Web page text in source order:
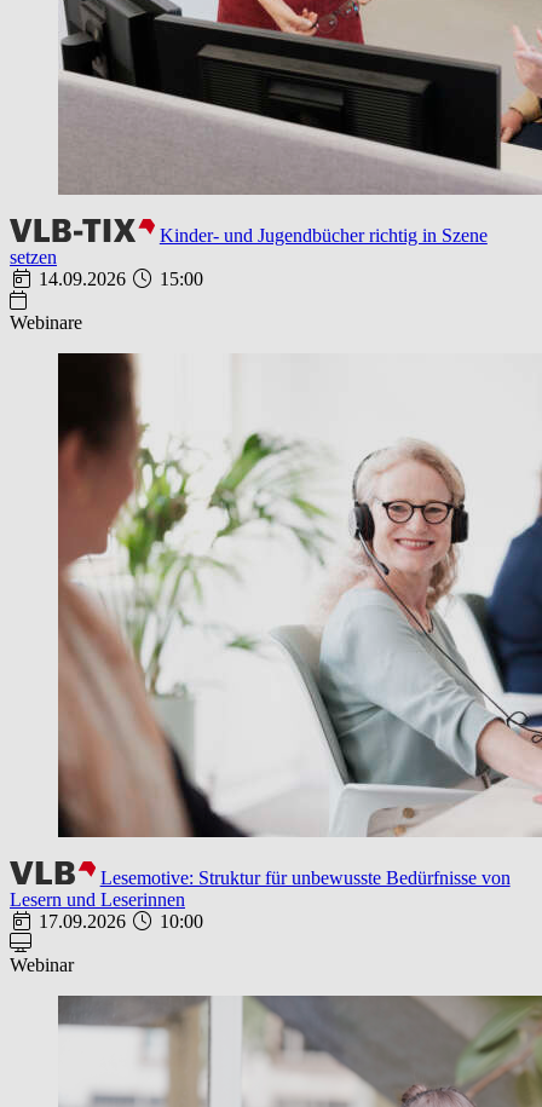
Kinder- und Jugendbücher richtig in Szene
setzen
14.09.2026
15:00
Webinare
Lesemotive: Struktur für unbewusste Bedürfnisse von
Lesern und Leserinnen
17.09.2026
10:00
Webinar